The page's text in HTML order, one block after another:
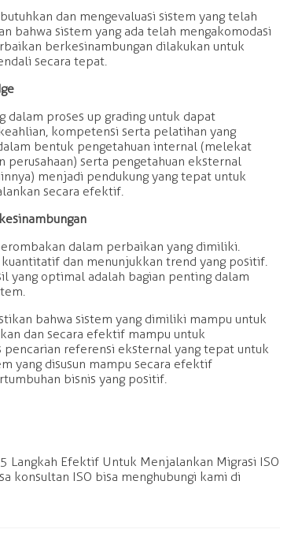
dan mengevaluasi sistem yang telah
bahwa sistem yang ada telah mengakomodasi
berkesinambungan dilakukan untuk
secara tepat.
dalam proses up grading untuk dapat
kompetensi serta pelatihan yang
bentuk pengetahuan internal (melekat
perusahaan) serta pengetahuan eksternal
menjadi pendukung yang tepat untuk
secara efektif.
dalam perbaikan yang dimiliki.
dan menunjukkan trend yang positif.
yang optimal adalah bagian penting dalam
bahwa sistem yang dimiliki mampu untuk
dan secara efektif mampu untuk
referensi eksternal yang tepat untuk
yang disusun mampu secara efektif
bisnis yang positif.
Langkah Efektif Untuk Menjalankan Migrasi ISO
konsultan ISO bisa menghubungi kami di